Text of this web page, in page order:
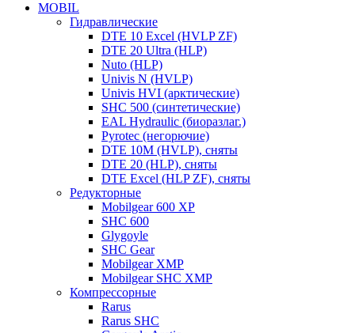
MOBIL
Гидравлические
DTE 10 Excel (HVLP ZF)
DTE 20 Ultra (HLP)
Nuto (HLP)
Univis N (HVLP)
Univis HVI (арктические)
SHC 500 (синтетические)
EAL Hydraulic (биоразлаг.)
Pyrotec (негорючие)
DTE 10M (HVLP), сняты
DTE 20 (HLP), сняты
DTE Excel (HLP ZF), сняты
Редукторные
Mobilgear 600 XP
SHC 600
Glygoyle
SHC Gear
Mobilgear XMP
Mobilgear SHC XMP
Компрессорные
Rarus
Rarus SHC